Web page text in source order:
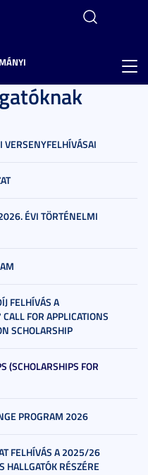
VERSENYFELHÍVÁSAI
ÉVI TÖRTÉNELMI
FELHÍVÁS A
FOR APPLICATIONS
SCHOLARSHIP
(SCHOLARSHIPS FOR
PROGRAM 2026
FELHÍVÁS A 2025/26
HALLGATÓK RÉSZÉRE